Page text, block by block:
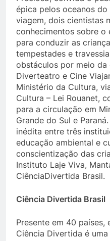
épica pelos oceanos
viagem, dois cientistas
conhecimentos sobre o
para conduzir as
tempestades e
obstáculos por meio da
Diverteatro e Cine
Ministério da Cultura,
Cultura – Lei Rouanet,
para a circulação em
Grande do Sul e
inédita entre três
educação ambiental e
conscientização das
Instituto Laje Viva,
CiênciaDivertida Brasil.
Ciência Divertida Brasil
Presente em 40 países,
Ciência Divertida é